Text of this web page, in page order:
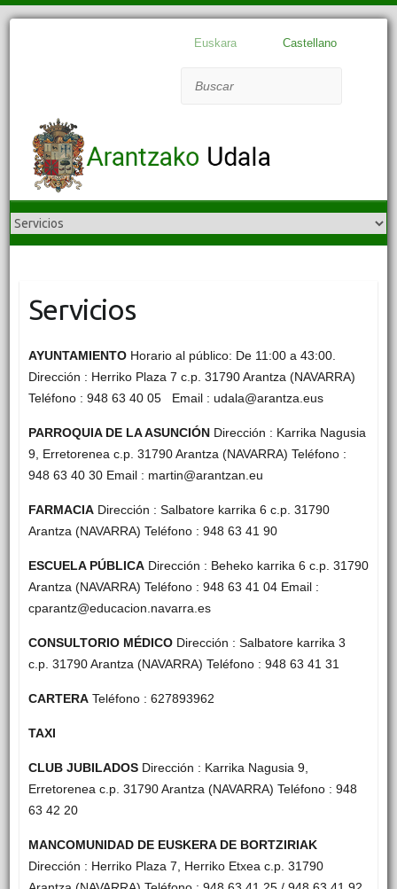
Euskara Castellano
Servicios
AYUNTAMIENTOHorario al público: De 11:00 a 43:00.
Dirección : Herriko Plaza 7 c.p. 31790 Arantza (NAVARRA)
Teléfono : 948 63 40 05 Email : udala@arantza.eus
PARROQUIA DE LA ASUNCIÓNDirección : Karrika Nagusia
9, Erretorenea c.p. 31790 Arantza (NAVARRA) Teléfono :
948 63 40 30 Email : martin@arantzan.eu
FARMACIADirección : Salbatore karrika 6 c.p. 31790
Arantza (NAVARRA) Teléfono : 948 63 41 90
ESCUELA PÚBLICADirección : Beheko karrika 6 c.p. 31790
Arantza (NAVARRA) Teléfono : 948 63 41 04 Email :
cparantz@educacion.navarra.es
CONSULTORIO MÉDICODirección : Salbatore karrika 3
c.p. 31790 Arantza (NAVARRA) Teléfono : 948 63 41 31
CARTERATeléfono : 627893962
TAXI
CLUB JUBILADOSDirección : Karrika Nagusia 9,
Erretorenea c.p. 31790 Arantza (NAVARRA) Teléfono : 948
63 42 20
MANCOMUNIDAD DE EUSKERA DE BORTZIRIAK
Dirección : Herriko Plaza 7, Herriko Etxea c.p. 31790